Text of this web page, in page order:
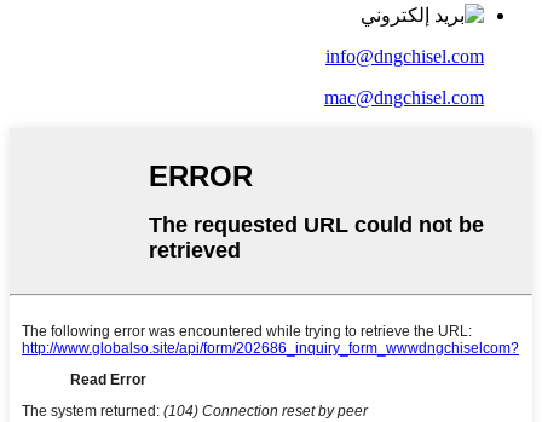
info@dngchisel.com
mac@dngchisel.com